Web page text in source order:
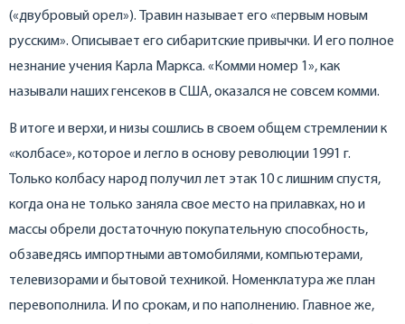
(«двубровый орел»). Травин называет его «первым новым
русским». Описывает его сибаритские привычки. И его полное
незнание учения Карла Маркса. «Комми номер 1», как
называли наших генсеков в США, оказался не совсем комми.
В итоге и верхи, и низы сошлись в своем общем стремлении к
«колбасе», которое и легло в основу революции 1991 г.
Только колбасу народ получил лет этак 10 с лишним спустя,
когда она не только заняла свое место на прилавках, но и
массы обрели достаточную покупательную способность,
обзаведясь импортными автомобилями, компьютерами,
телевизорами и бытовой техникой. Номенклатура же план
перевополнила. И по срокам, и по наполнению. Главное же,